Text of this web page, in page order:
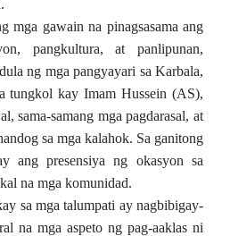
mga gawain na pinagsasama ang
pangkultura, at panlipunan,
ng mga pangyayari sa Karbala,
tungkol kay Imam Hussein (AS),
sama-samang mga pagdarasal, at
sa mga kalahok. Sa ganitong
ang presensiya ng okasyon sa
na mga komunidad.
sa mga talumpati ay nagbibigay-
na mga aspeto ng pag-aaklas ni